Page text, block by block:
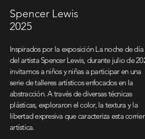
Spencer Lewis
2025
Inspirados por la exposición La noche de día
del artista Spencer Lewis, durante julio de
invitamos a niños y niñas a participar en una
serie de talleres artísticos enfocados en la
abstracción. A través de diversas técnicas
plásticas, exploraron el color, la textura y la
libertad expresiva que caracteriza esta
artística.